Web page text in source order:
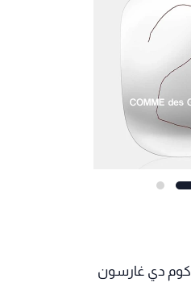
كوم دي غارسون